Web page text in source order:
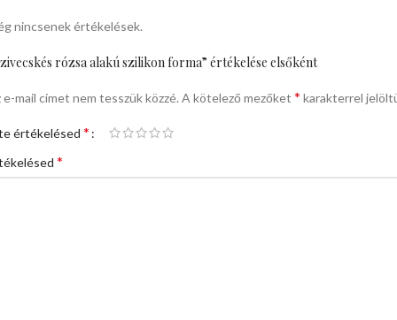
nincsenek értékelések.
rózsa alakú szilikon forma” értékelése elsőként
e-mail címet nem tesszük közzé. A kötelező mezőket * karakterrel
értékelésed *
*